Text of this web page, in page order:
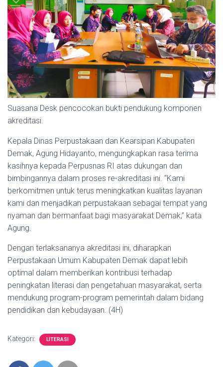
Suasana Desk pencocokan bukti pendukung komponen
akreditasi.
Kepala Dinas Perpustakaan dan Kearsipan Kabupaten
Demak, Agung Hidayanto, mengungkapkan rasa terima
kasihnya kepada Perpusnas RI atas dukungan dan
bimbingannya dalam proses re-akreditasi ini. “Kami
berkomitmen untuk terus meningkatkan kualitas layanan
kami dan menjadikan perpustakaan sebagai tempat yang
nyaman dan bermanfaat bagi masyarakat Demak,” kata
Agung.
Dengan terlaksananya akreditasi ini, diharapkan
Perpustakaan Umum Kabupaten Demak dapat lebih
optimal dalam memberikan kontribusi terhadap
peningkatan literasi dan pengetahuan masyarakat, serta
mendukung program-program pemerintah dalam bidang
pendidikan dan kebudayaan. (4H)
Kategori: LITERASI